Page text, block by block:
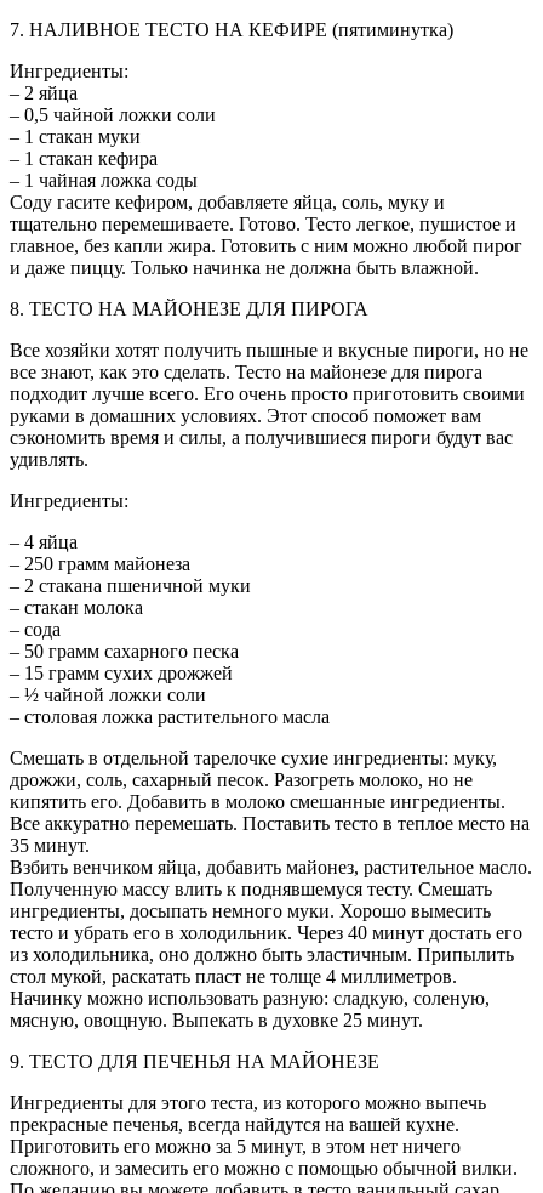
7. НАЛИВНОЕ ТЕСТО НА КЕФИРЕ (пятиминутка)
Ингредиенты:
– 2 яйца
– 0,5 чайной ложки соли
– 1 стакан муки
– 1 стакан кефира
– 1 чайная ложка соды
Соду гасите кефиром, добавляете яйца, соль, муку и
тщательно перемешиваете. Готово. Тесто легкое, пушистое и
главное, без капли жира. Готовить с ним можно любой пирог
и даже пиццу. Только начинка не должна быть влажной.
8. ТЕСТО НА МАЙОНЕЗЕ ДЛЯ ПИРОГА
Все хозяйки хотят получить пышные и вкусные пироги, но не
все знают, как это сделать. Тесто на майонезе для пирога
подходит лучше всего. Его очень просто приготовить своими
руками в домашних условиях. Этот способ поможет вам
сэкономить время и силы, а получившиеся пироги будут вас
удивлять.
Ингредиенты:
– 4 яйца
– 250 грамм майонеза
– 2 стакана пшеничной муки
– стакан молока
– сода
– 50 грамм сахарного песка
– 15 грамм сухих дрожжей
– ½ чайной ложки соли
– столовая ложка растительного масла
Смешать в отдельной тарелочке сухие ингредиенты: муку,
дрожжи, соль, сахарный песок. Разогреть молоко, но не
кипятить его. Добавить в молоко смешанные ингредиенты.
Все аккуратно перемешать. Поставить тесто в теплое место на
35 минут.
Взбить венчиком яйца, добавить майонез, растительное масло.
Полученную массу влить к поднявшемуся тесту. Смешать
ингредиенты, досыпать немного муки. Хорошо вымесить
тесто и убрать его в холодильник. Через 40 минут достать его
из холодильника, оно должно быть эластичным. Припылить
стол мукой, раскатать пласт не толще 4 миллиметров.
Начинку можно использовать разную: сладкую, соленую,
мясную, овощную. Выпекать в духовке 25 минут.
9. ТЕСТО ДЛЯ ПЕЧЕНЬЯ НА МАЙОНЕЗЕ
Ингредиенты для этого теста, из которого можно выпечь
прекрасные печенья, всегда найдутся на вашей кухне.
Приготовить его можно за 5 минут, в этом нет ничего
сложного, и замесить его можно с помощью обычной вилки.